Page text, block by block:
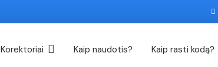
Korektoriai Kaip naudotis? Kaip rasti kodą?